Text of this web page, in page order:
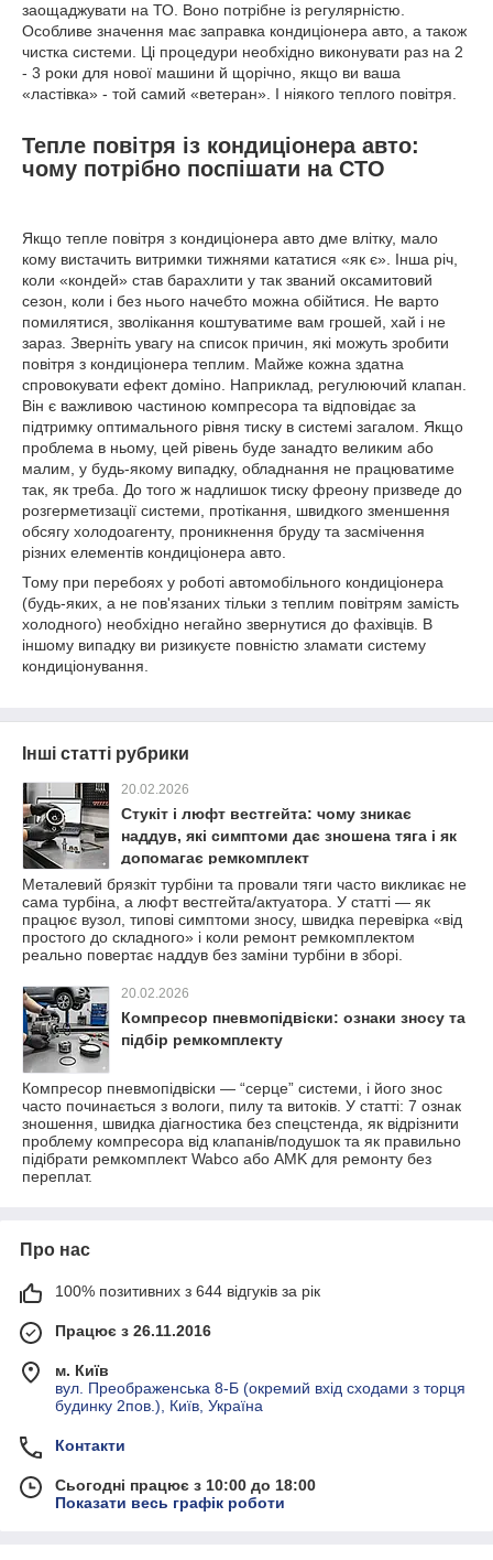
заощаджувати на ТО. Воно потрібне із регулярністю.
Особливе значення має заправка кондиціонера авто, а також
чистка системи. Ці процедури необхідно виконувати раз на 2
- 3 роки для нової машини й щорічно, якщо ви ваша
«ластівка» - той самий «ветеран». І ніякого теплого повітря.
Тепле повітря із кондиціонера авто:
чому потрібно поспішати на СТО
Якщо тепле повітря з кондиціонера авто дме влітку, мало
кому вистачить витримки тижнями кататися «як є». Інша річ,
коли «кондей» став барахлити у так званий оксамитовий
сезон, коли і без нього начебто можна обійтися. Не варто
помилятися, зволікання коштуватиме вам грошей, хай і не
зараз. Зверніть увагу на список причин, які можуть зробити
повітря з кондиціонера теплим. Майже кожна здатна
спровокувати ефект доміно. Наприклад, регулюючий клапан.
Він є важливою частиною компресора та відповідає за
підтримку оптимального рівня тиску в системі загалом. Якщо
проблема в ньому, цей рівень буде занадто великим або
малим, у будь-якому випадку, обладнання не працюватиме
так, як треба. До того ж надлишок тиску фреону призведе до
розгерметизації системи, протікання, швидкого зменшення
обсягу холодоагенту, проникнення бруду та засмічення
різних елементів кондиціонера авто.
Тому при перебоях у роботі автомобільного кондиціонера
(будь-яких, а не пов'язаних тільки з теплим повітрям замість
холодного) необхідно негайно звернутися до фахівців. В
іншому випадку ви ризикуєте повністю зламати систему
кондиціонування.
Інші статті рубрики
20.02.2026
Стукіт і люфт вестгейта: чому зникає
наддув, які симптоми дає зношена тяга і як
допомагає ремкомплект
Металевий брязкіт турбіни та провали тяги часто викликає не
сама турбіна, а люфт вестгейта/актуатора. У статті — як
працює вузол, типові симптоми зносу, швидка перевірка «від
простого до складного» і коли ремонт ремкомплектом
реально повертає наддув без заміни турбіни в зборі.
20.02.2026
Компресор пневмопідвіски: ознаки зносу та
підбір ремкомплекту
Компресор пневмопідвіски — “серце” системи, і його знос
часто починається з вологи, пилу та витоків. У статті: 7 ознак
зношення, швидка діагностика без спецстенда, як відрізнити
проблему компресора від клапанів/подушок та як правильно
підібрати ремкомплект Wabco або AMK для ремонту без
переплат.
Про нас
100% позитивних з 644 відгуків за рік
Працює з 26.11.2016
м. Київ
вул. Преображенська 8-Б (окремий вхід сходами з торця
будинку 2пов.), Київ, Україна
Контакти
Сьогодні працює з 10:00 до 18:00
Показати весь графік роботи